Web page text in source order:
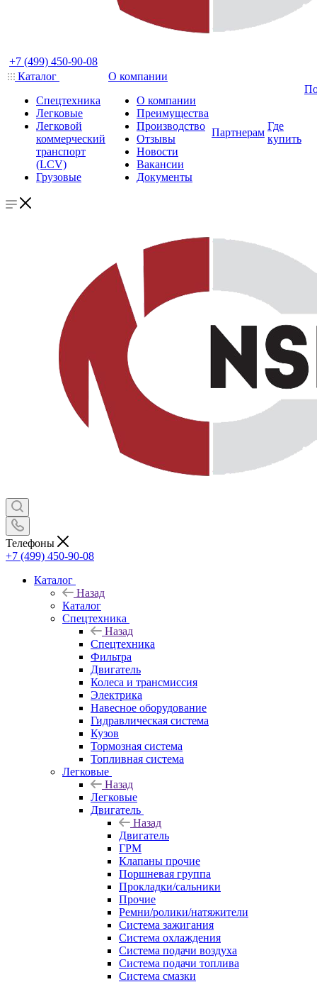
+7 (499) 450-90-08
Каталог
Спецтехника
Легковые
Легковой
коммерческий
транспорт
(LCV)
Грузовые
О компании
О компании
Преимущества
Производство
Отзывы
Новости
Вакансии
Документы
Партнерам
Где
купить
Телефоны
+7 (499) 450-90-08
Каталог
Назад
Каталог
Спецтехника
Назад
Спецтехника
Фильтра
Двигатель
Колеса и трансмиссия
Электрика
Навесное оборудование
Гидравлическая система
Кузов
Тормозная система
Топливная система
Легковые
Назад
Легковые
Двигатель
Назад
Двигатель
ГРМ
Клапаны прочие
Поршневая группа
Прокладки/сальники
Прочие
Ремни/ролики/натяжители
Система зажигания
Система охлаждения
Система подачи воздуха
Система подачи топлива
Система смазки